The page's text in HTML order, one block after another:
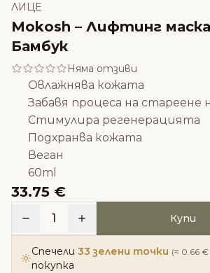
ЛИЦЕ
Mokosh – Лифтинг
Бамбук
Няма отзиви
Овлажнява кожата
Забавя процеса на стареене
Стимулира регенерацията
Подхранва кожата
Веган
60ml
33.75 €
1 Купи
Спечели 33 зелени точки (≈ 0.66 €
покупка